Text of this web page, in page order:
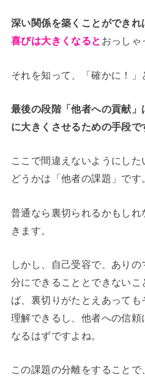
深い関係を築くことができれ
喜びは大きくなると おっしゃ
それを知って、「確かに！」
最後の段階「他者への貢献
に大きくさせるための手段で
ここで間違えないようにし
どうかは「他者の課題」です
普通なら裏切られるかもし
きます。
しかし、自己受容で、あり
分にできることとできない
ば、裏切りがたとえあって
理解できるし、他者への信頼
なるはずですよね。
この課題の分離をすること